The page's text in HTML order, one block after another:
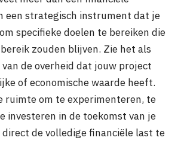
een strategisch instrument dat je
specifieke doelen te bereiken die
zouden blijven. Zie het als
de overheid dat jouw project
of economische waarde heeft.
ruimte om te experimenteren, te
investeren in de toekomst van je
de volledige financiële last te